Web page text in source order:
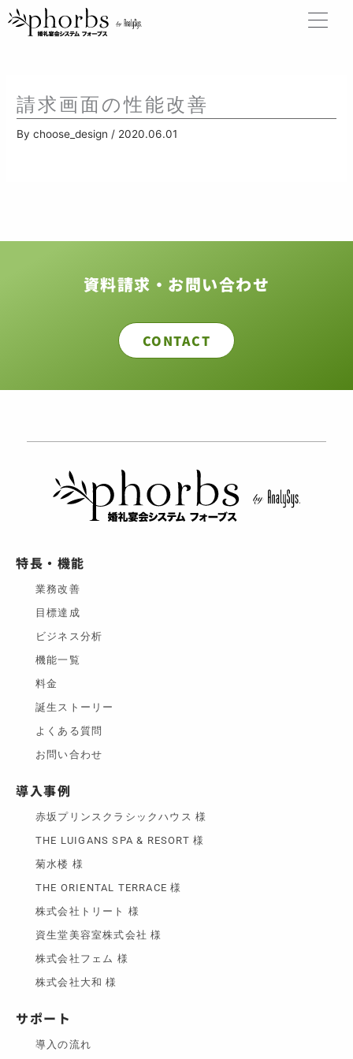
容
請求画面の性能改善
Bychoose_design/ 2020.06.01
資料請求・お問い合わせ
CONTACT
特長・機能
業務改善
目標達成
ビジネス分析
機能一覧
料金
誕生ストーリー
よくある質問
お問い合わせ
導入事例
赤坂プリンスクラシックハウス 様
THE LUIGANS SPA & RESORT 様
菊水楼 様
THE ORIENTAL TERRACE 様
株式会社トリート 様
資生堂美容室株式会社 様
株式会社フェム 様
株式会社大和 様
サポート
導入の流れ